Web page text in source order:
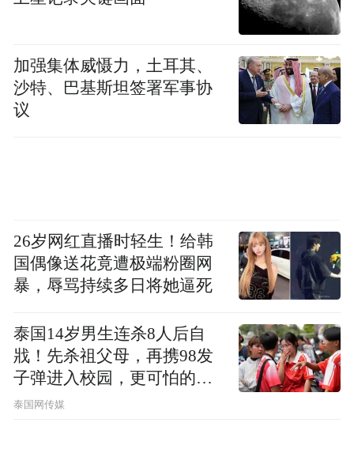
加强集体威慑力，土耳其、
沙特、巴基斯坦签署军事协
议
26岁网红直播时轻生！给韩
国偶像送花竟遭极端粉圈网
暴，辱骂持续多日将她逼死
泰国14岁男生连杀8人后自
戕！先杀祖父母，再携98发
子弹进入校园，更可怕的细
节公布了
泰国网传媒